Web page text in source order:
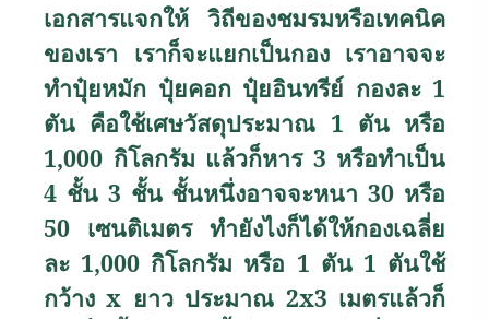
เอกสารแจกให้ วิถีของชมรมหรือเทคนิค
ของเรา เราก็จะแยกเป็นกอง เราอาจจะ
ทำปุ๋ยหมัก ปุ๋ยคอก ปุ๋ยอินทรีย์ กองละ 1
ตัน คือใช้เศษวัสดุประมาณ 1 ตัน หรือ
1,000 กิโลกรัม แล้วก็หาร 3 หรือทำเป็น
4 ชั้น 3 ชั้น ชั้นหนึ่งอาจจะหนา 30 หรือ
50 เซนติเมตร ทำยังไงก็ได้ให้กองเฉลี่ย
ละ 1,000 กิโลกรัม หรือ 1 ตัน 1 ตันใช้
กว้าง x ยาว ประมาณ 2x3 เมตรแล้วก็